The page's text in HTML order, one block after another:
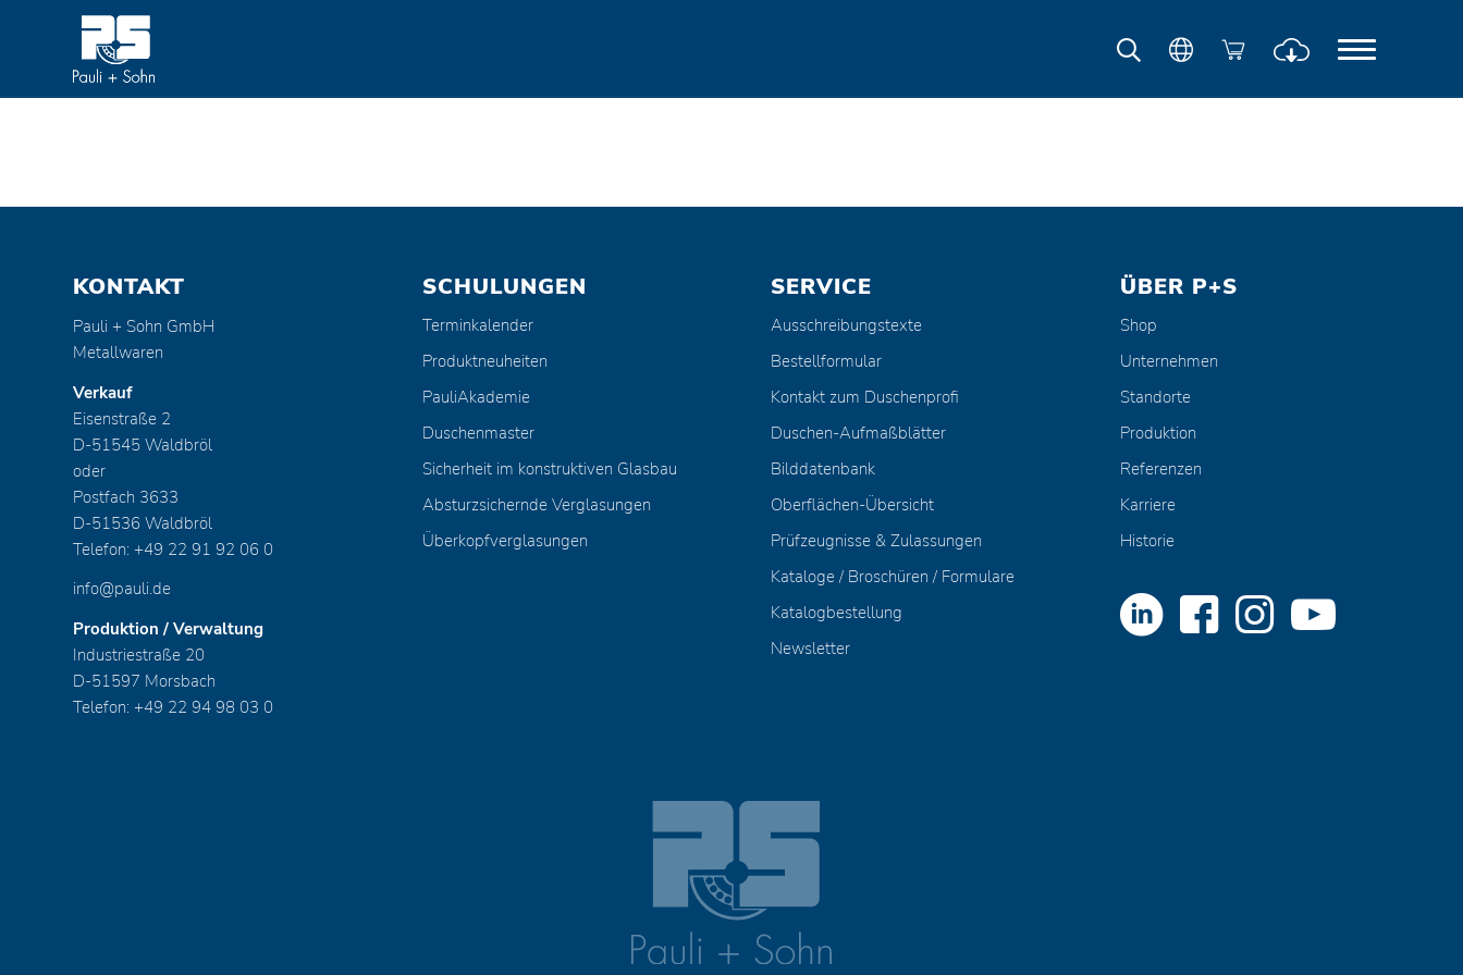
KONTAKT
Pauli + Sohn GmbH
Metallwaren
Verkauf
Eisenstraße 2
D-51545 Waldbröl
oder
Postfach 3633
D-51536 Waldbröl
Telefon: +49 22 91 92 06 0
info@pauli.de
Produktion / Verwaltung
Industriestraße 20
D-51597 Morsbach
Telefon: +49 22 94 98 03 0
SCHULUNGEN
Terminkalender
Produktneuheiten
PauliAkademie
Duschenmaster
Sicherheit im konstruktiven Glasbau
Absturzsichernde Verglasungen
Überkopfverglasungen
SERVICE
Ausschreibungstexte
Bestellformular
Kontakt zum Duschenprofi
Duschen-Aufmaßblätter
Bilddatenbank
Oberflächen-Übersicht
Prüfzeugnisse & Zulassungen
Kataloge / Broschüren / Formulare
Katalogbestellung
Newsletter
ÜBER P+S
Shop
Unternehmen
Standorte
Produktion
Referenzen
Karriere
Historie